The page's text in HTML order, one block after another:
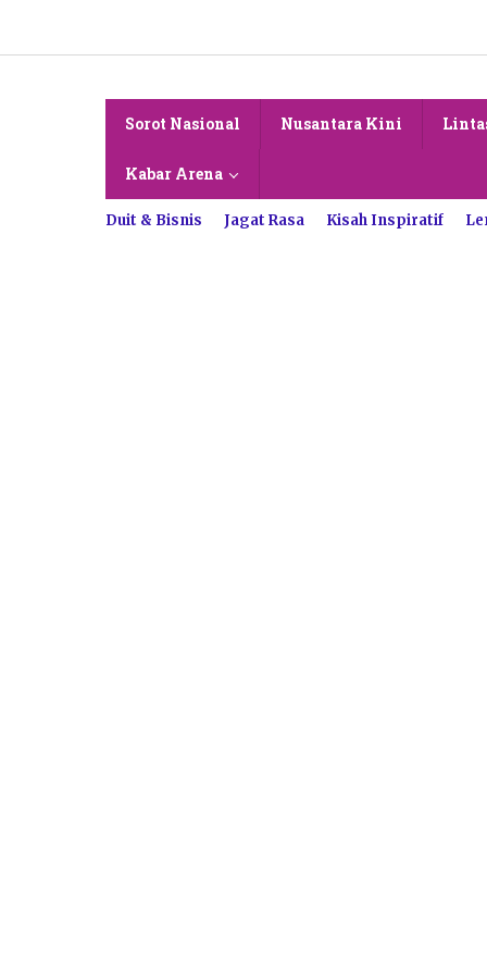
konten
Sorot Nasional Nusantara Kini
Kabar Arena
Duit & Bisnis Jagat Rasa Kisah Inspiratif